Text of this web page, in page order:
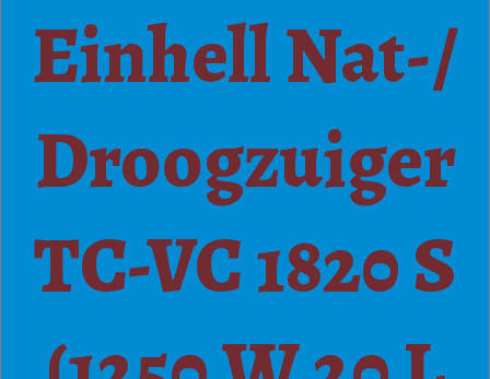
Einhell Nat-/
Droogzuiger
TC-VC 1820 S